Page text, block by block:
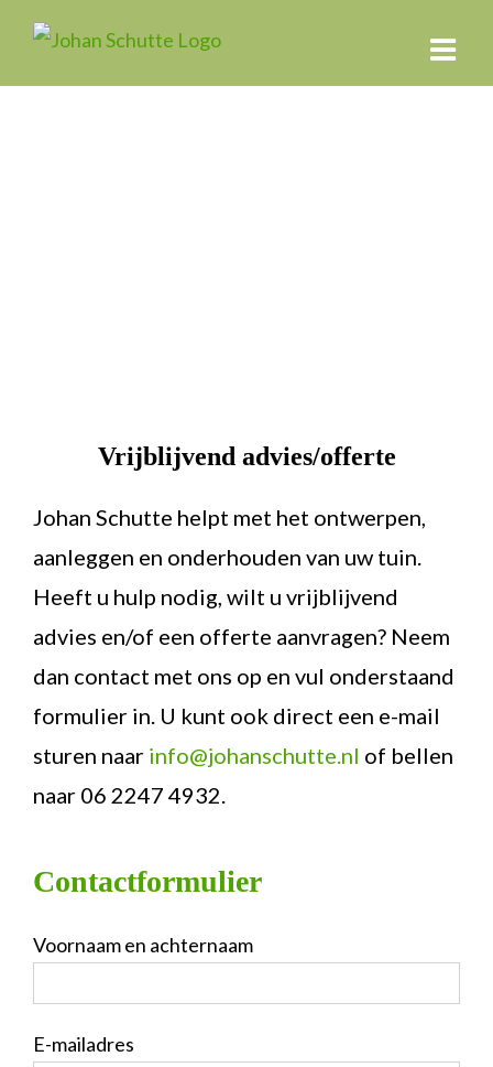
inhoud
Vrijblijvend advies/offerte
Johan Schutte helpt met het ontwerpen,
aanleggen en onderhouden van uw tuin.
Heeft u hulp nodig, wilt u vrijblijvend
advies en/of een offerte aanvragen? Neem
dan contact met ons op en vul onderstaand
formulier in. U kunt ook direct een e-mail
sturen naar info@johanschutte.nl of bellen
naar 06 2247 4932.
Contactformulier
Voornaam en achternaam
E-mailadres